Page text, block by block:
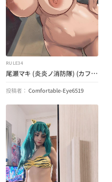
RULE34
尾瀬マキ (炎炎ノ消防隊) (カフェくん)
投稿者： Comfortable-Eye6519